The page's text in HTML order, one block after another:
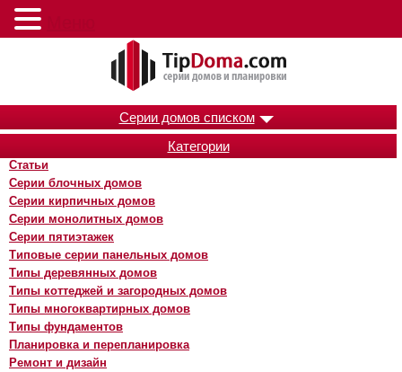
Серии домов списком
Категории
Статьи
Серии блочных домов
Серии кирпичных домов
Серии монолитных домов
Серии пятиэтажек
Типовые серии панельных домов
Типы деревянных домов
Типы коттеджей и загородных домов
Типы многоквартирных домов
Типы фундаментов
Планировка и перепланировка
Ремонт и дизайн